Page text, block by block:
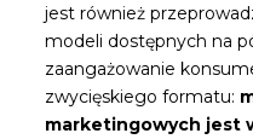
jest również
modeli dostępnych na
zaangażowanie
zwycięskiego formatu:
marketingowych jest